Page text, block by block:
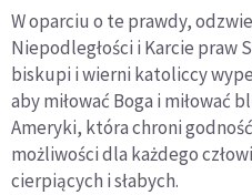
W oparciu o te prawdy,
Niepodległości i Karcie praw
biskupi i wierni katoliccy
aby miłować Boga i miłować
Ameryki, która chroni
możliwości dla każdego
cierpiących i słabych.